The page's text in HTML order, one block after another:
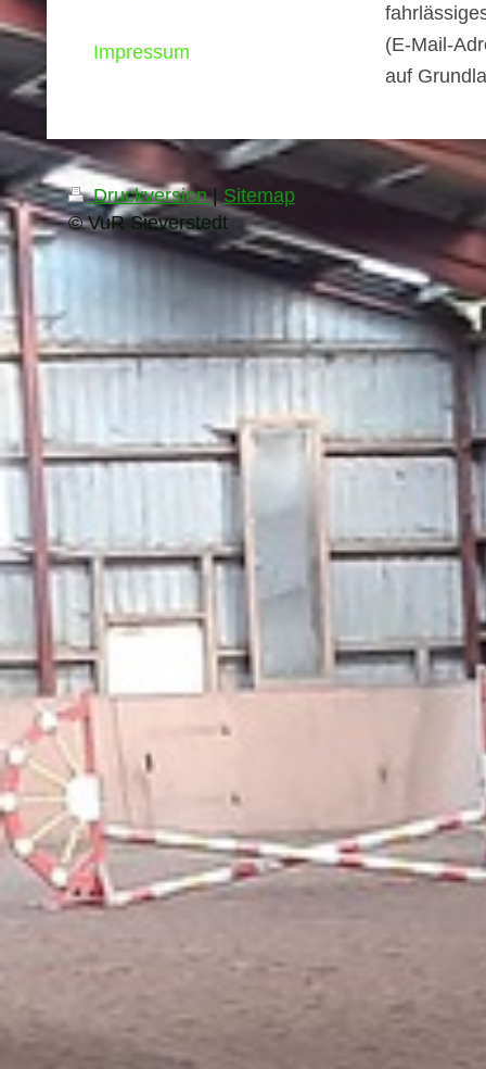
(E-Mail-
auf
Impressum
Druckversion| Sitemap
© VuR Sieverstedt